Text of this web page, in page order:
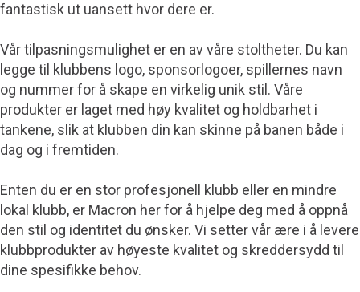
fantastisk ut uansett hvor dere er.
Vår tilpasningsmulighet er en av våre stoltheter. Du kan
legge til klubbens logo, sponsorlogoer, spillernes navn
og nummer for å skape en virkelig unik stil. Våre
produkter er laget med høy kvalitet og holdbarhet i
tankene, slik at klubben din kan skinne på banen både i
dag og i fremtiden.
Enten du er en stor profesjonell klubb eller en mindre
lokal klubb, er Macron her for å hjelpe deg med å oppnå
den stil og identitet du ønsker. Vi setter vår ære i å levere
klubbprodukter av høyeste kvalitet og skreddersydd til
dine spesifikke behov.